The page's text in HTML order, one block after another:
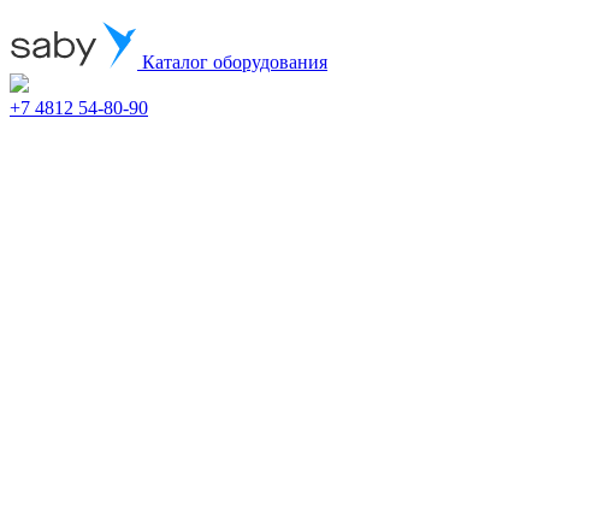
Каталог оборудования
+7 4812 54-80-90